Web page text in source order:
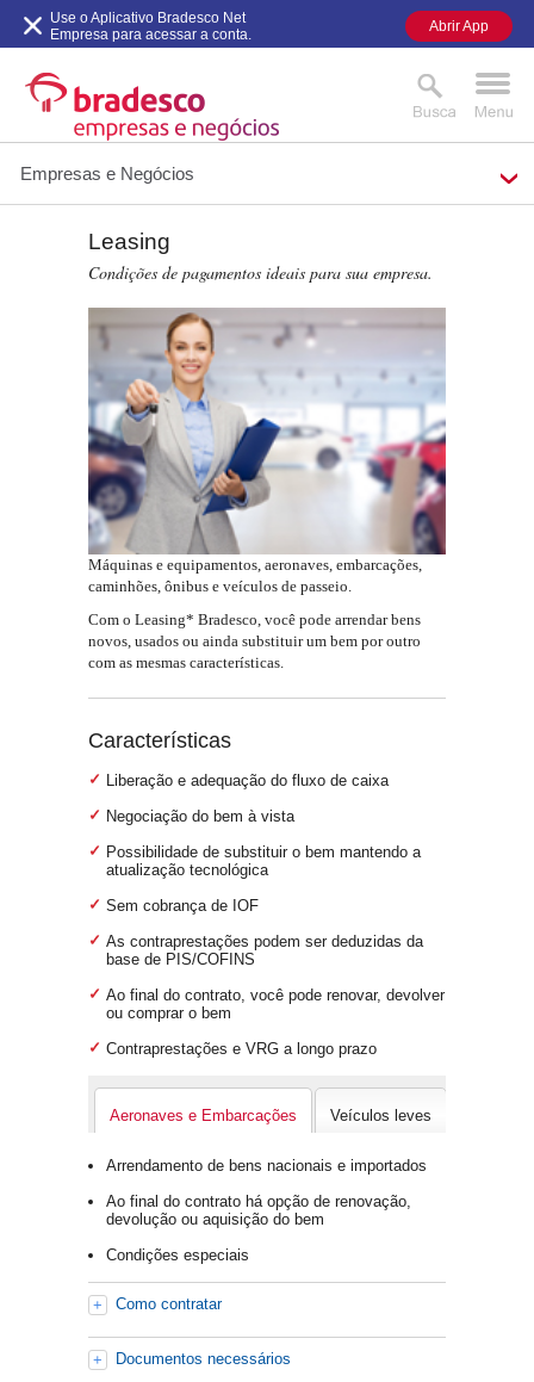
Empresas e Negócios
MAIS BUSCADOS
RECENTES
Leasing
Condições de pagamentos ideais para sua empresa.
Máquinas e equipamentos, aeronaves, embarcações,
caminhões, ônibus e veículos de passeio.
Com o Leasing* Bradesco, você pode arrendar bens
novos, usados ou ainda substituir um bem por outro
com as mesmas características.
Características
Liberação e adequação do fluxo de caixa
Negociação do bem à vista
Possibilidade de substituir o bem mantendo a
atualização tecnológica
Sem cobrança de IOF
As contraprestações podem ser deduzidas da
base de PIS/COFINS
Ao final do contrato, você pode renovar, devolver
ou comprar o bem
Contraprestações e VRG a longo prazo
Aeronaves e Embarcações Veículos leves
Arrendamento de bens nacionais e importados
Ao final do contrato há opção de renovação,
devolução ou aquisição do bem
Condições especiais
Como contratar
Documentos necessários
Use o Aplicativo Bradesco Net
Empresa para acessar a conta.
Abrir App